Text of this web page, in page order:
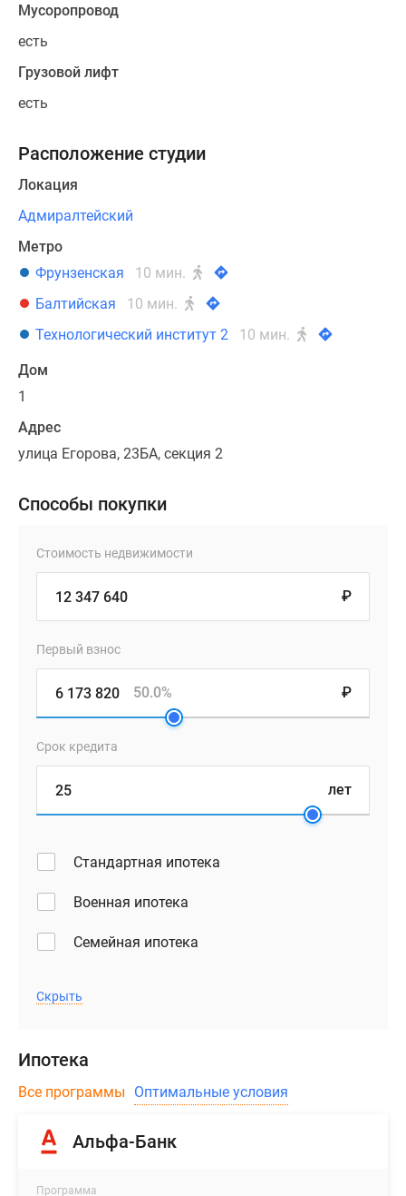
Мусоропровод
есть
Грузовой лифт
есть
Расположение студии
Локация
Адмиралтейский
Метро
Фрунзенская
10 мин.
Балтийская
10 мин.
Технологический институт 2
10 мин.
Дом
1
Адрес
улица Егорова, 23БА, секция 2
Способы покупки
Стоимость недвижимости
₽
Первый взнос
₽
50.0%
Срок кредита
лет
Стандартная ипотека
Военная ипотека
Семейная ипотека
Скрыть
Ипотека
Все программы Оптимальные условия
Альфа-Банк
Программа